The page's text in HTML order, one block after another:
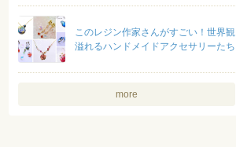
このレジン作家さんがすごい！世界観
溢れるハンドメイドアクセサリーたち
more